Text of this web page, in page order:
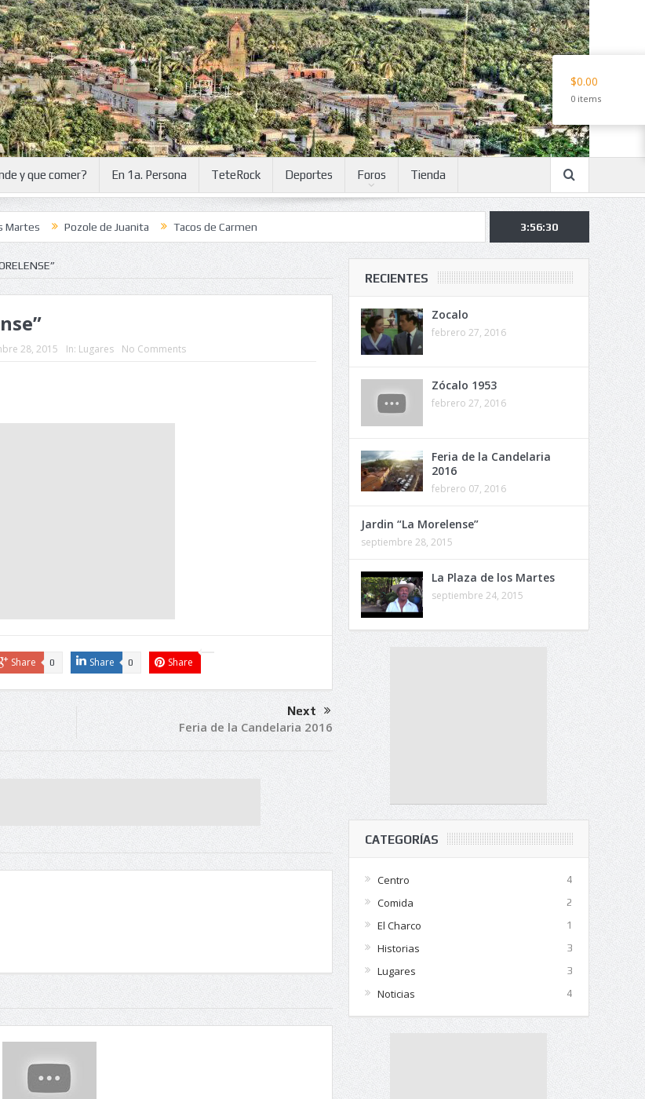
y que comer? En 1a. Persona TeteRock Deportes Foros Tienda
Pozole de Juanita Tacos de Carmen 3:56:31
28, 2015 In: Lugares No Comments
Share 0 Share 0 Share
Next
Feria de la Candelaria 2016
RECIENTES
Zocalo
febrero 27, 2016
Zócalo 1953
febrero 27, 2016
Feria de la Candelaria
2016
febrero 07, 2016
Jardin “La Morelense”
septiembre 28, 2015
La Plaza de los Martes
septiembre 24, 2015
CATEGORÍAS
Centro 4
Comida 2
El Charco 1
Historias 3
Lugares 3
Noticias 4
$0.00
0 items